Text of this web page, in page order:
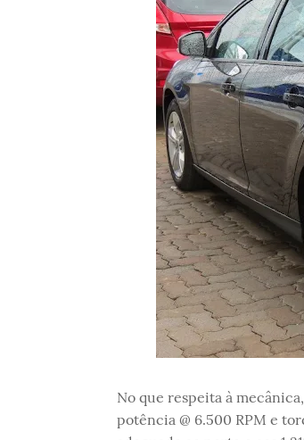
No que respeita à
potência @ 6.500 RPM e